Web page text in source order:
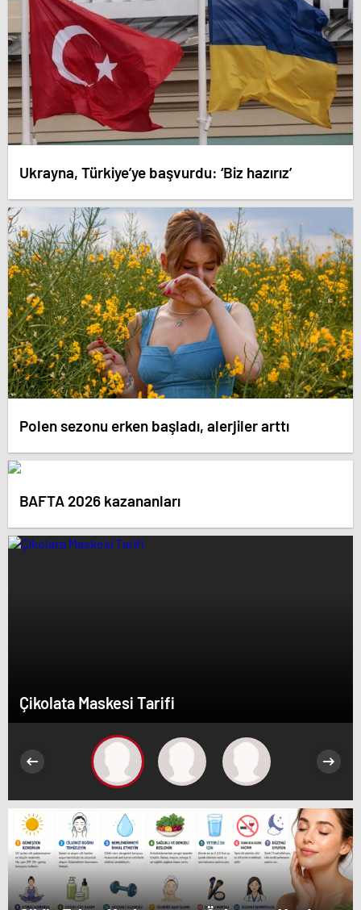
Ukrayna, Türkiye’ye başvurdu: ‘Biz hazırız’
Polen sezonu erken başladı, alerjiler arttı
BAFTA 2026 kazananları
Çikolata Maskesi Tarifi